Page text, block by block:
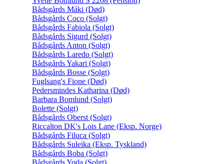
Bådsgårds Máki (Død)
Bådsgårds Coco (Solgt)
Bådsgårds Fabiola (Solgt)
Bådsgårds Sigurd (Solgt)
Bådsgårds Anton (Solgt)
Bådsgårds Laredo (Solgt)
Bådsgårds Yakari (Solgt)
Bådsgårds Bosse (Solgt)
Fuglsang's Fione (Død)
Pedersmindes Katharina (Død)
Barbara Bomlund (Solgt)
Bolette (Solgt)
Bådsgårds Oberst (Solgt)
Riccalton DK's Lois Lane (Eksp. Norge)
Bådsgårds Filuca (Solgt)
Bådsgårds Suleika (Eksp. Tyskland)
Bådsgårds Boba (Solgt)
Bådsgårds Yoda (Solgt)